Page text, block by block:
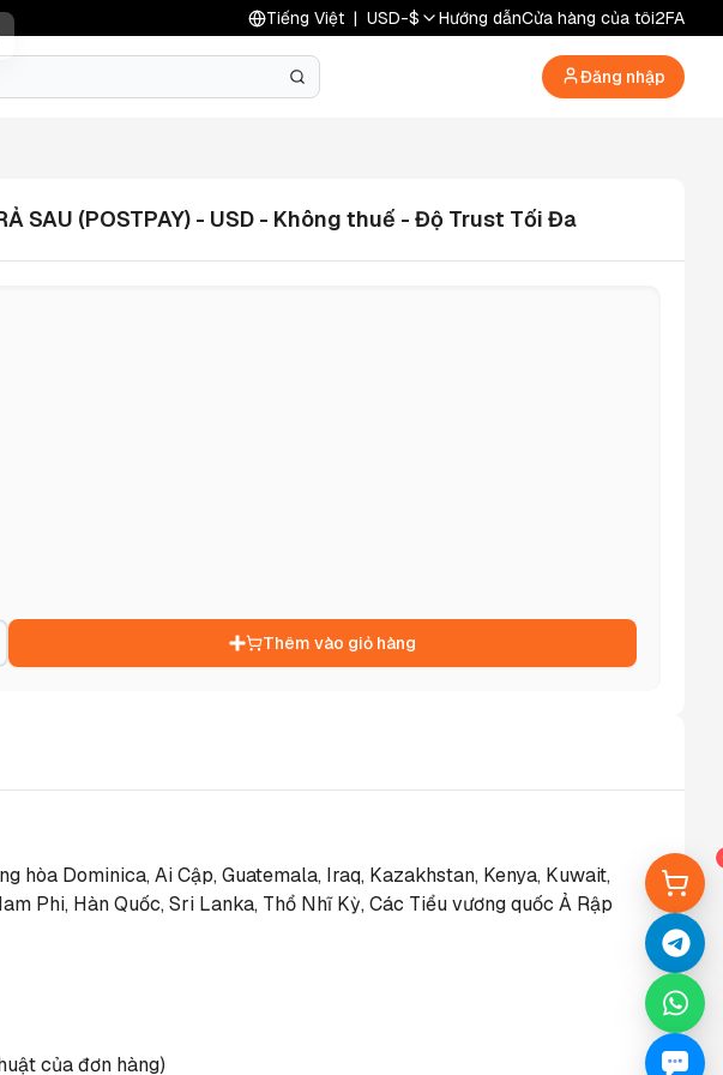
Tiếng Việt | USD-$ Hướng dẫnCửa hàng của tôi2FA
Đăng nhập
SAU (POSTPAY) - USD - Không thuế - Độ Trust Tối Đa
Thêm vào giỏ hàng
hòa Dominica, Ai Cập, Guatemala, Iraq, Kazakhstan, Kenya, Kuwait,
Phi, Hàn Quốc, Sri Lanka, Thổ Nhĩ Kỳ, Các Tiểu vương quốc Ả Rập
của đơn hàng)